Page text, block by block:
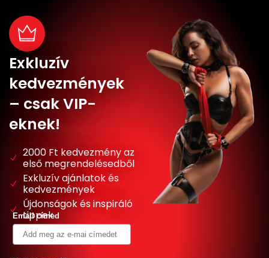
Exkluzív
kedvezmények
– csak VIP-
eknek!
2000 Ft kedvezmény az
első megrendelésedből
Exkluzív ajánlatok és
kedvezmények
Újdonságok és inspiráló
tippek
Email címed